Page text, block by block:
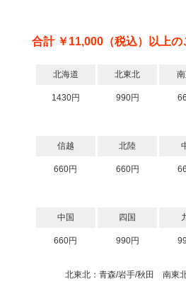
合計 ￥11,000（税込）以上の
北海道 北東北
1430円 990円
信越 北陸
660円 660円
中国 四国
660円 990円
北東北：青森/岩手/秋田 南東